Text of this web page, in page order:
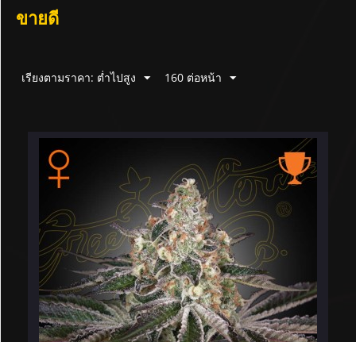
ขายดี
เรียงตามราคา: ต่ำไปสูง 160 ต่อหน้า